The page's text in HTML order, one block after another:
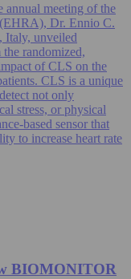
annual meeting of the
Dr. Ennio C.
Italy, unveiled
randomized,
of CLS on the
CLS is a unique
not only
stress, or physical
based sensor that
to increase heart rate
BIOMONITOR